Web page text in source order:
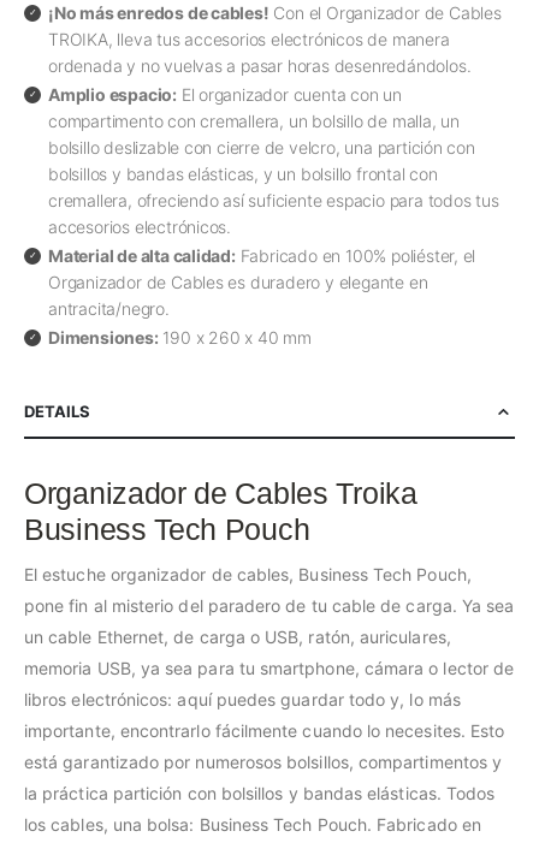
¡No más enredos de cables! Con el Organizador de Cables
TROIKA, lleva tus accesorios electrónicos de manera
ordenada y no vuelvas a pasar horas desenredándolos.
Amplio espacio: El organizador cuenta con un
compartimento con cremallera, un bolsillo de malla, un
bolsillo deslizable con cierre de velcro, una partición con
bolsillos y bandas elásticas, y un bolsillo frontal con
cremallera, ofreciendo así suficiente espacio para todos tus
accesorios electrónicos.
Material de alta calidad: Fabricado en 100% poliéster, el
Organizador de Cables es duradero y elegante en
antracita/negro.
Dimensiones: 190 x 260 x 40 mm
DETAILS
Organizador de Cables Troika
Business Tech Pouch
El estuche organizador de cables, Business Tech Pouch,
pone fin al misterio del paradero de tu cable de carga. Ya sea
un cable Ethernet, de carga o USB, ratón, auriculares,
memoria USB, ya sea para tu smartphone, cámara o lector de
libros electrónicos: aquí puedes guardar todo y, lo más
importante, encontrarlo fácilmente cuando lo necesites. Esto
está garantizado por numerosos bolsillos, compartimentos y
la práctica partición con bolsillos y bandas elásticas. Todos
los cables, una bolsa: Business Tech Pouch. Fabricado en